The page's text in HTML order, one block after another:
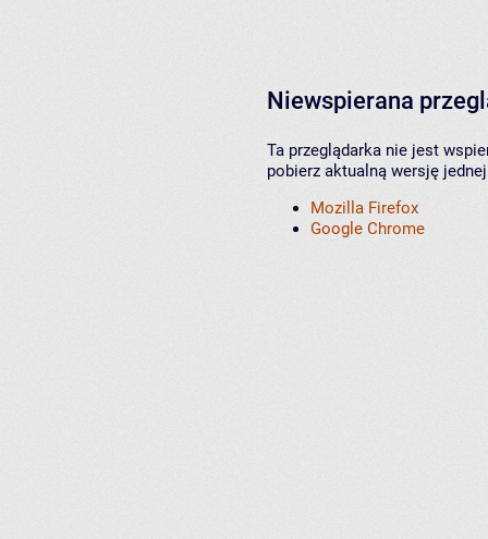
Niewspierana
Ta przeglądarka nie jest
pobierz aktualną wersję
Mozilla Firefox
Google Chrome